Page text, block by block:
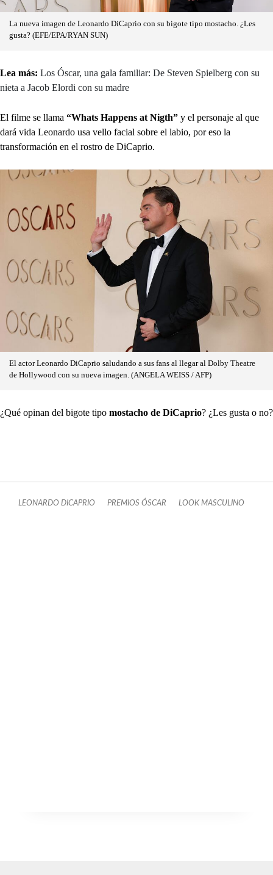
La nueva imagen de Leonardo DiCaprio con su bigote tipo mostacho. ¿Les
gusta? (EFE/EPA/RYAN SUN)
Lea más: Los Óscar, una gala familiar: De Steven Spielberg con su
nieta a Jacob Elordi con su madre
El filme se llama “Whats Happens at Nigth” y el personaje al que
dará vida Leonardo usa vello facial sobre el labio, por eso la
transformación en el rostro de DiCaprio.
El actor Leonardo DiCaprio saludando a sus fans al llegar al Dolby Theatre
de Hollywood con su nueva imagen. (ANGELA WEISS / AFP)
¿Qué opinan del bigote tipo mostacho de DiCaprio? ¿Les gusta o no?
LEONARDO DICAPRIO PREMIOS ÓSCAR LOOK MASCULINO